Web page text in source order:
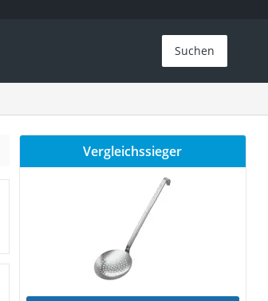
Suchen
Vergleichssieger